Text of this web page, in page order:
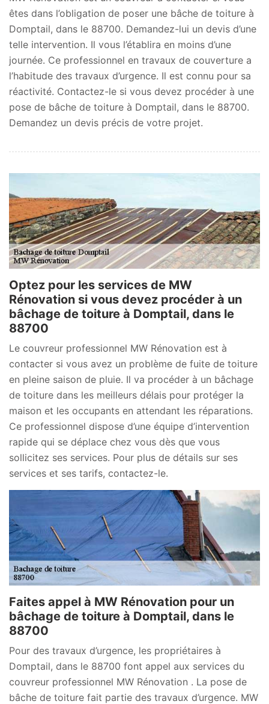
êtes dans l’obligation de poser une bâche de toiture à
Domptail, dans le 88700. Demandez-lui un devis d’une
telle intervention. Il vous l’établira en moins d’une
journée. Ce professionnel en travaux de couverture a
l’habitude des travaux d’urgence. Il est connu pour sa
réactivité. Contactez-le si vous devez procéder à une
pose de bâche de toiture à Domptail, dans le 88700.
Demandez un devis précis de votre projet.
Optez pour les services de MW
Rénovation si vous devez procéder à un
bâchage de toiture à Domptail, dans le
88700
Le couvreur professionnel MW Rénovation est à
contacter si vous avez un problème de fuite de toiture
en pleine saison de pluie. Il va procéder à un bâchage
de toiture dans les meilleurs délais pour protéger la
maison et les occupants en attendant les réparations.
Ce professionnel dispose d’une équipe d’intervention
rapide qui se déplace chez vous dès que vous
sollicitez ses services. Pour plus de détails sur ses
services et ses tarifs, contactez-le.
Faites appel à MW Rénovation pour un
bâchage de toiture à Domptail, dans le
88700
Pour des travaux d’urgence, les propriétaires à
Domptail, dans le 88700 font appel aux services du
couvreur professionnel MW Rénovation . La pose de
bâche de toiture fait partie des travaux d’urgence. MW